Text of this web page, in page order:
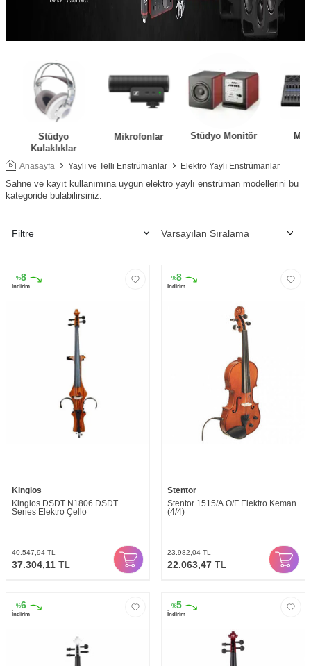
Stüdyo
Kulaklıklar
Mikrofonlar Stüdyo Monitör
Anasayfa Yaylı ve Telli Enstrümanlar Elektro Yaylı Enstrümanlar
Sahne ve kayıt kullanımına uygun elektro yaylı enstrüman modellerini bu
kategoride bulabilirsiniz.
Filtre
%8
İndirim
Kinglos
Kinglos DSDT N1806 DSDT
Series Elektro Çello
40.547,94TL
37.304,11 TL
%8
İndirim
Stentor
Stentor 1515/A O/F Elektro Keman
(4/4)
23.982,04TL
22.063,47 TL
%6
İndirim
%5
İndirim